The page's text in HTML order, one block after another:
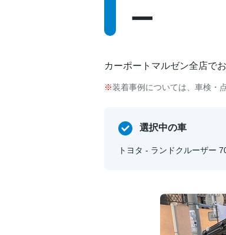
ー
カーポートマルゼン全店で
装着事例については、車検・
選択中の車
トヨタ - ランドクルーザー